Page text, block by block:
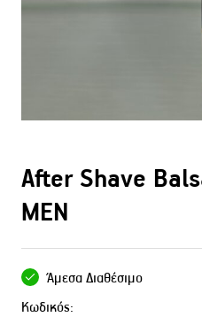
After Shave
MEN
Άμεσα Διαθέσιμο
Κωδικός: